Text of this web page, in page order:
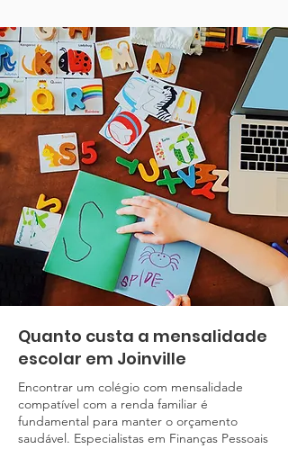
Quanto custa a mensalidade
escolar em Joinville
Encontrar um colégio com mensalidade
compatível com a renda familiar é
fundamental para manter o orçamento
saudável. Especialistas em Finanças Pessoais